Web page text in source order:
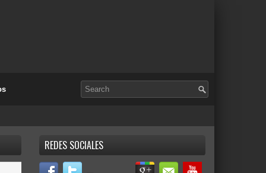
REDES SOCIALES